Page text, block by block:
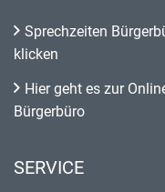
Sprechzeiten
klicken
Hier geht es zur
Bürgerbüro
SERVICE